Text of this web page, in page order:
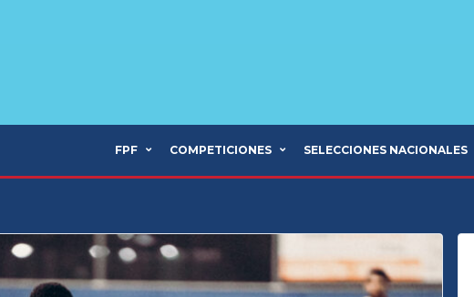
FPF COMPETICIONES SELECCIONES NACIONALES